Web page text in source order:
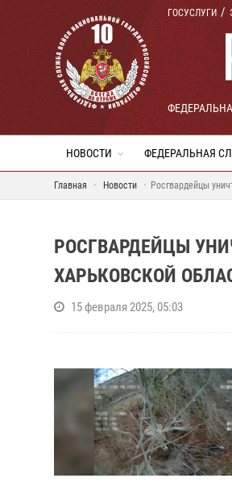
ГОСУСЛУГИ
НОВОСТИ ФЕДЕРАЛЬНАЯ
Главная Новости Росгвардейцы
РОСГВАРДЕЙЦЫ
ХАРЬКОВСКОЙ
15 февраля 2025, 05:03